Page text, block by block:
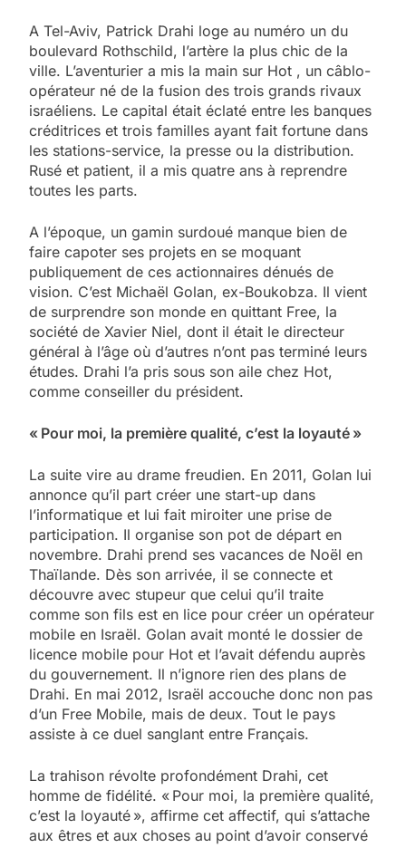
A Tel-Aviv, Patrick Drahi loge au numéro un du
boulevard Rothschild, l’artère la plus chic de la
ville. L’aventurier a mis la main sur Hot , un câblo-
opérateur né de la fusion des trois grands rivaux
israéliens. Le capital était éclaté entre les banques
créditrices et trois familles ayant fait fortune dans
les stations-service, la presse ou la distribution.
Rusé et patient, il a mis quatre ans à reprendre
toutes les parts.
A l’époque, un gamin surdoué manque bien de
faire capoter ses projets en se moquant
publiquement de ces actionnaires dénués de
vision. C’est Michaël Golan, ex-Boukobza. Il vient
de surprendre son monde en quittant Free, la
société de Xavier Niel, dont il était le directeur
général à l’âge où d’autres n’ont pas terminé leurs
études. Drahi l’a pris sous son aile chez Hot,
comme conseiller du président.
« Pour moi, la première qualité, c’est la loyauté »
La suite vire au drame freudien. En 2011, Golan lui
annonce qu’il part créer une start-up dans
l’informatique et lui fait miroiter une prise de
participation. Il organise son pot de départ en
novembre. Drahi prend ses vacances de Noël en
Thaïlande. Dès son arrivée, il se connecte et
découvre avec stupeur que celui qu’il traite
comme son fils est en lice pour créer un opérateur
mobile en Israël. Golan avait monté le dossier­ de
licence mobile pour Hot et l’avait défendu auprès
du gouvernement. Il n’ignore rien des plans de
Drahi. En mai 2012, Israël accouche donc non pas
d’un Free Mobile, mais de deux. Tout le pays
assiste à ce duel sanglant entre Français.
La trahison révolte profondément Drahi, cet
homme de fidélité. « Pour moi, la première qualité,
c’est la loyauté », affirme cet affectif, qui s’attache
aux êtres et aux choses au point d’avoir conservé